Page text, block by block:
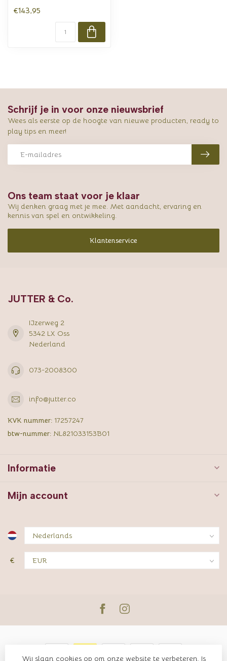
€143,95
Ons team staat voor je klaar
Wij denken graag met je mee. Met aandacht, ervaring en
kennis van spel en ontwikkeling.
Klantenservice
Schrijf je in voor onze nieuwsbrief
Wees als eerste op de hoogte van nieuwe producten, ready to
play tips en meer!
JUTTER & Co.
IJzerweg 2
5342 LX Oss
Nederland
073-2008300
info@jutter.co
KVK nummer: 17257247
btw-nummer: NL821033153B01
Informatie
Mijn account
€
Wij slaan cookies op om onze website te verbeteren. Is